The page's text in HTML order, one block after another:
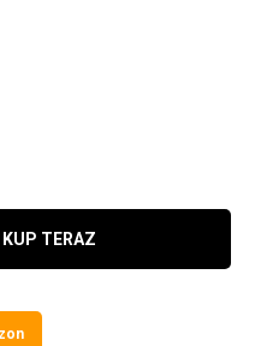
KUP TERAZ